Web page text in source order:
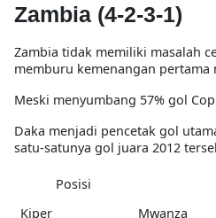
Zambia (4-2-3-1)
Zambia tidak memiliki masalah
memburu kemenangan pertama
Meski menyumbang 57% gol
Daka menjadi pencetak gol
satu-satunya gol juara 2012
Posisi
Kiper
Mwanza